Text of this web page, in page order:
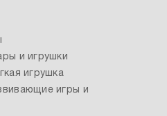
и игрушки
игрушка
игры и